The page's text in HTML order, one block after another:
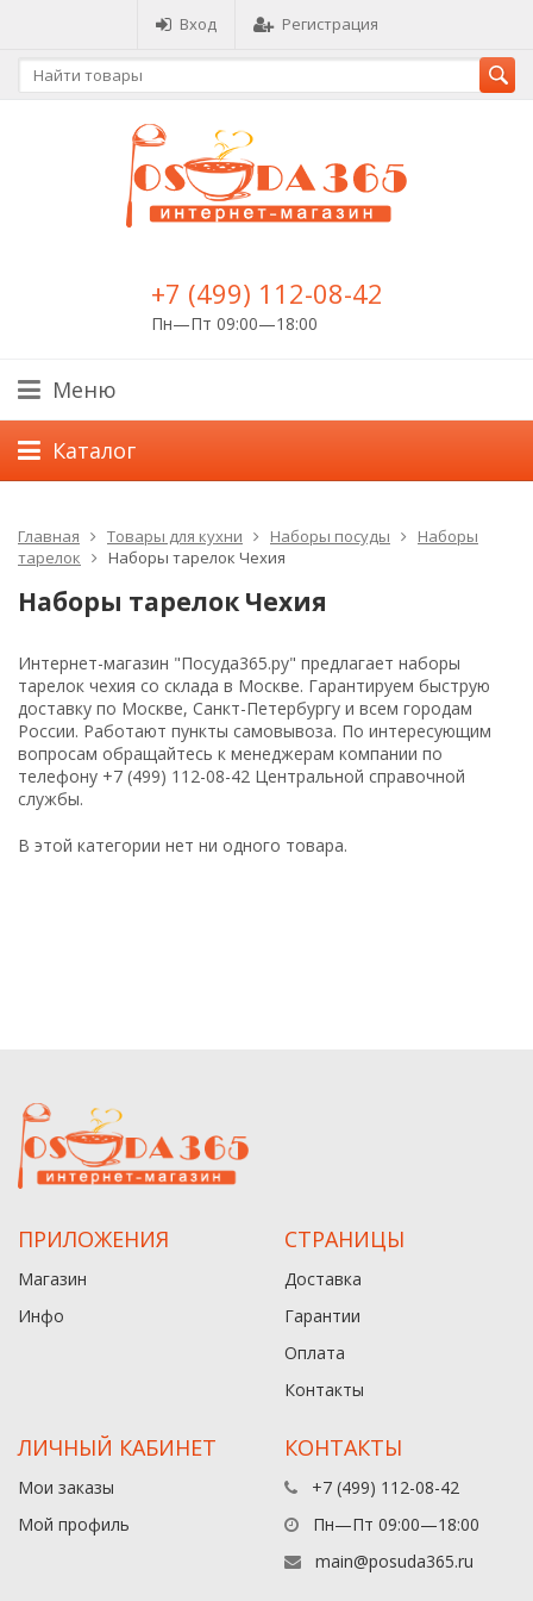
Вход Регистрация
+7 (499) 112-08-42
Пн—Пт 09:00—18:00
Меню
Каталог
Главная Товары для кухни Наборы посуды
Наборы
тарелок
Наборы тарелок Чехия
Наборы тарелок Чехия
Интернет-магазин "Посуда365.ру" предлагает наборы
тарелок чехия со склада в Москве. Гарантируем быструю
доставку по Москве, Санкт-Петербургу и всем городам
России. Работают пункты самовывоза. По интересующим
вопросам обращайтесь к менеджерам компании по
телефону +7 (499) 112-08-42 Центральной справочной
службы.
В этой категории нет ни одного товара.
ПРИЛОЖЕНИЯ
Магазин
Инфо
СТРАНИЦЫ
Доставка
Гарантии
Оплата
Контакты
ЛИЧНЫЙ КАБИНЕТ
Мои заказы
Мой профиль
КОНТАКТЫ
+7 (499) 112-08-42
Пн—Пт 09:00—18:00
main@posuda365.ru